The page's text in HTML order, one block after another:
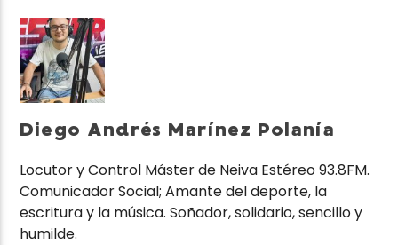
Diego Andrés Marínez Polanía
Locutor y Control Máster de Neiva Estéreo 93.8FM.
Comunicador Social; Amante del deporte, la
escritura y la música. Soñador, solidario, sencillo y
humilde.